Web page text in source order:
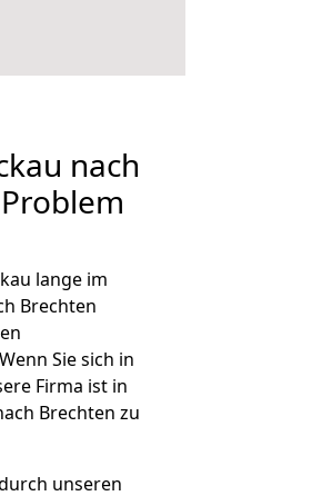
nach
lange im
Brechten
Sie sich in
Firma ist in
Brechten zu
unseren